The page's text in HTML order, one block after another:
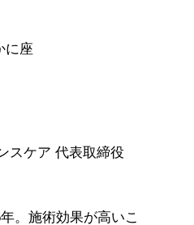
に座
スケア 代表取締役
。施術効果が高いこ